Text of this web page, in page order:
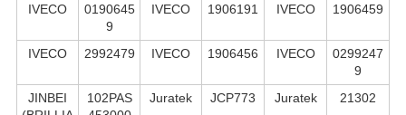
IVECO
0190645
9
IVECO 1906191 IVECO 1906459
IVECO 2992479 IVECO 1906456 IVECO
0299247
9
JINBEI
102PAS
Juratek JCP773 Juratek 21302